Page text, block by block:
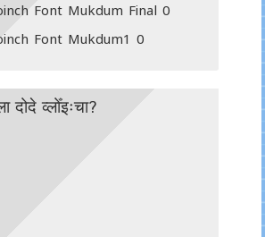
Font Mukdum Final 0
Font Mukdum1 0
दोदे व्लोँइःचा?